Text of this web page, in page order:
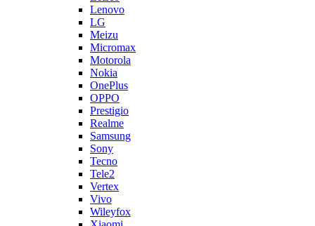
Lenovo
LG
Meizu
Micromax
Motorola
Nokia
OnePlus
OPPO
Prestigio
Realme
Samsung
Sony
Tecno
Tele2
Vertex
Vivo
Wileyfox